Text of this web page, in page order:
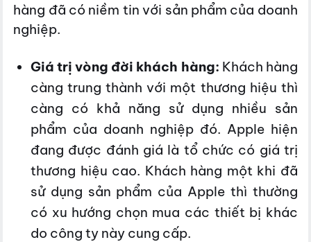
hàng đã có niềm tin với sản phẩm của doanh
nghiệp.
Giá trị vòng đời khách hàng: Khách hàng
càng trung thành với một thương hiệu thì
càng có khả năng sử dụng nhiều sản
phẩm của doanh nghiệp đó. Apple hiện
đang được đánh giá là tổ chức có giá trị
thương hiệu cao. Khách hàng một khi đã
sử dụng sản phẩm của Apple thì thường
có xu hướng chọn mua các thiết bị khác
do công ty này cung cấp.